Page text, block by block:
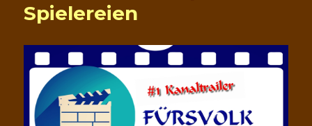
Spielereien